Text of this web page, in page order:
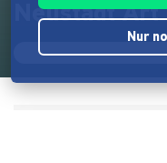
Neustadt
Nur